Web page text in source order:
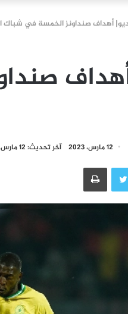
أهداف صنداونز الخمسة في شباك
إلكترونيا
12 مارس، 2023 آخر تحديث: 12 مارس، 2023
تويتر طباعة